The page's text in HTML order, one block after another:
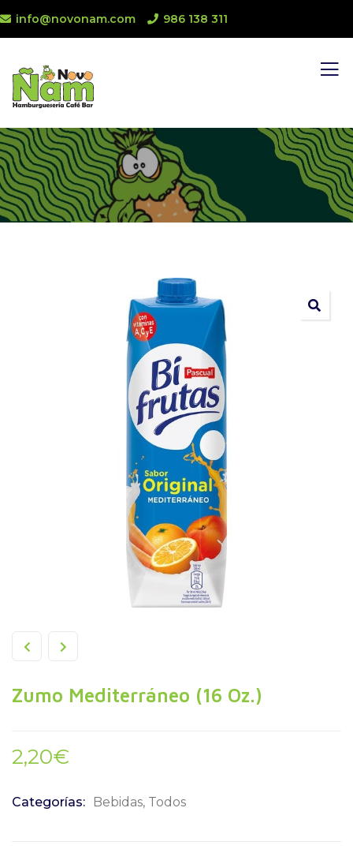
info@novonam.com 986 138 311
Zumo Mediterráneo (16 Oz.)
2,20€
Categorías: Bebidas, Todos